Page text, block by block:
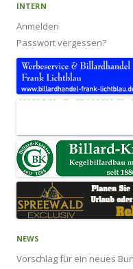
INTERN
Anmelden
Passwort vergessen?
NEWS
Vorschlag für ein neues